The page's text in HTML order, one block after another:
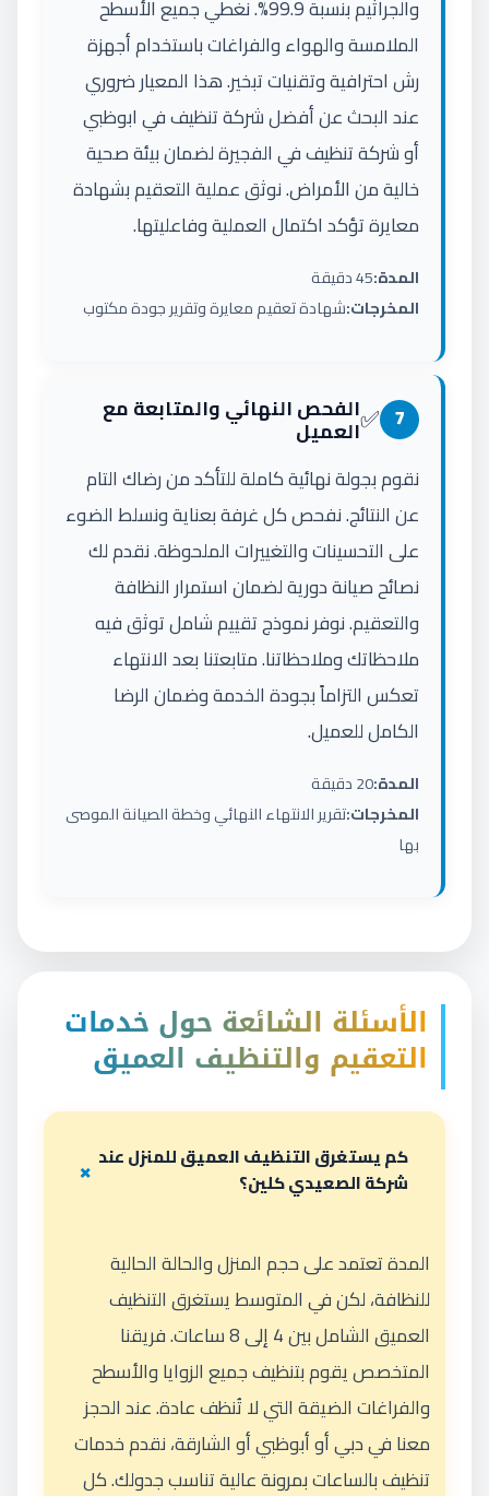
والجراثيم بنسبة 99.9%. نغطي جميع الأسطح
الملامسة والهواء والفراغات باستخدام أجهزة
رش احترافية وتقنيات تبخير. هذا المعيار ضروري
عند البحث عن أفضل شركة تنظيف في ابوظبي
أو شركة تنظيف في الفجيرة لضمان بيئة صحية
خالية من الأمراض. نوثق عملية التعقيم بشهادة
معايرة تؤكد اكتمال العملية وفاعليتها.
المدة:45 دقيقة
المخرجات:شهادة تعقيم معايرة وتقرير جودة مكتوب
7
✅الفحص النهائي والمتابعة مع
العميل
نقوم بجولة نهائية كاملة للتأكد من رضاك التام
عن النتائج. نفحص كل غرفة بعناية ونسلط الضوء
على التحسينات والتغييرات الملحوظة. نقدم لك
نصائح صيانة دورية لضمان استمرار النظافة
والتعقيم. نوفر نموذج تقييم شامل توثق فيه
ملاحظاتك وملاحظاتنا. متابعتنا بعد الانتهاء
تعكس التزاماً بجودة الخدمة وضمان الرضا
الكامل للعميل.
المدة:20 دقيقة
المخرجات:تقرير الانتهاء النهائي وخطة الصيانة الموصى
بها
الأسئلة الشائعة حول خدمات
التعقيم والتنظيف العميق
كم يستغرق التنظيف العميق للمنزل عند
شركة الصعيدي كلين؟
المدة تعتمد على حجم المنزل والحالة الحالية
للنظافة، لكن في المتوسط يستغرق التنظيف
العميق الشامل بين 4 إلى 8 ساعات. فريقنا
المتخصص يقوم بتنظيف جميع الزوايا والأسطح
والفراغات الضيقة التي لا تُنظف عادة. عند الحجز
معنا في دبي أو أبوظبي أو الشارقة، نقدم خدمات
تنظيف بالساعات بمرونة عالية تناسب جدولك. كل